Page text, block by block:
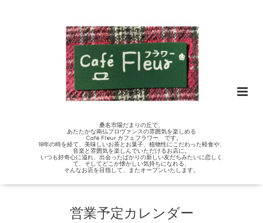
桑名市陽だまりの丘で、
あたたかな南仏プロヴァンスの雰囲気を楽しめる
Café Fleur カフェフラワー です。
18年の時を経て、美味しいお茶とお菓子、植物性にこだわった軽食や、
音楽と雰囲気を楽しんでいただけるお店に。
いつも好奇心に溢れ、出会ったばかりの新しい友だちみたいに恋しく
て、そしてどこか懐かしい気持ちになれる、
そんなお店を目指して、またオープンいたします。
営業予定カレンダー